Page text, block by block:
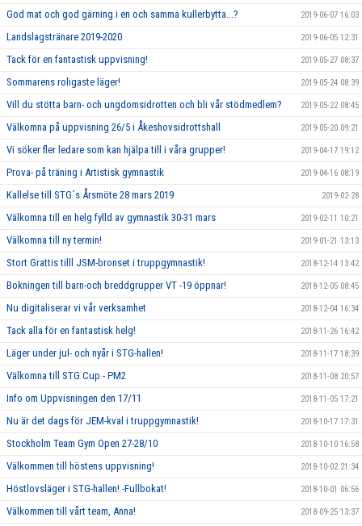
God mat och god gärning i en och samma kullerbytta...? 2019-06-07 16:03
Landslagstränare 2019-2020 2019-06-05 12:31
Tack för en fantastisk uppvisning! 2019-05-27 08:37
Sommarens roligaste läger! 2019-05-24 08:39
Vill du stötta barn- och ungdomsidrotten och bli vår stödmedlem? 2019-05-22 08:45
Välkomna på uppvisning 26/5 i Åkeshovsidrottshall 2019-05-20 09:21
Vi söker fler ledare som kan hjälpa till i våra grupper! 2019-04-17 19:12
Prova- på träning i Artistisk gymnastik 2019-04-16 08:19
Kallelse till STG´s Årsmöte 28 mars 2019 2019-02-28
Välkomna till en helg fylld av gymnastik 30-31 mars 2019-02-11 10:21
Välkomna till ny termin! 2019-01-21 13:13
Stort Grattis tilll JSM-bronset i truppgymnastik! 2018-12-14 13:42
Bokningen till barn-och breddgrupper VT -19 öppnar! 2018-12-05 08:45
Nu digitaliserar vi vår verksamhet 2018-12-04 16:34
Tack alla för en fantastisk helg! 2018-11-26 16:42
Läger under jul- och nyår i STG-hallen! 2018-11-17 18:39
Välkomna till STG Cup - PM2 2018-11-08 20:57
Info om Uppvisningen den 17/11 2018-11-05 17:21
Nu är det dags för JEM-kval i truppgymnastik! 2018-10-17 17:31
Stockholm Team Gym Open 27-28/10 2018-10-10 16:58
Välkommen till höstens uppvisning! 2018-10-02 21:34
Höstlovsläger i STG-hallen! -Fullbokat! 2018-10-01 06:56
Välkommen till vårt team, Anna! 2018-09-25 13:37